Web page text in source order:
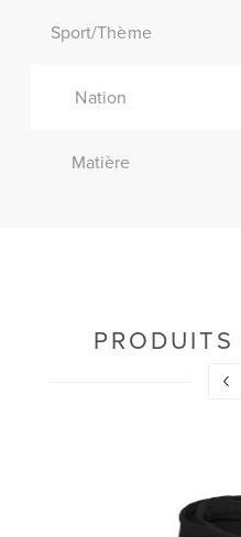
Sport/Thème
Nation
Matière